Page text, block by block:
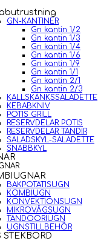
GN-KANTINER
Gn kantin 1/2
Gn kantin 1/3
Gn kantin 1/4
Gn kantin 1/6
Gn kantin 1/9
Gn kantin 1/1
Gn kantin 2/1
Gn kantin 2/3
KALLSKÄNKSSALADETTE
KEBABKNIV
POTIS GRILL
RESERVDELAR POTIS
RESERVDELAR TANDIR
SALADSKYL-SALADETTE
SNABBKYL
BAKPOTATISUGN
KOMBIUGN
KONVEKTIONSUGN
MIKROVÅGSUGN
TANDOORIUGN
UGNSTILLBEHÖR
STEKBORD